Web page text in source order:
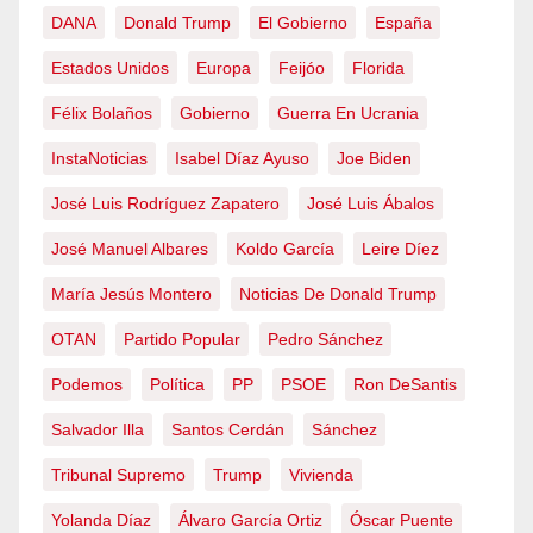
DANA Donald Trump El Gobierno España
Estados Unidos Europa Feijóo Florida
Félix Bolaños Gobierno Guerra En Ucrania
InstaNoticias Isabel Díaz Ayuso Joe Biden
José Luis Rodríguez Zapatero José Luis Ábalos
José Manuel Albares Koldo García Leire Díez
María Jesús Montero Noticias De Donald Trump
OTAN Partido Popular Pedro Sánchez
Podemos Política PP PSOE Ron DeSantis
Salvador Illa Santos Cerdán Sánchez
Tribunal Supremo Trump Vivienda
Yolanda Díaz Álvaro García Ortiz Óscar Puente